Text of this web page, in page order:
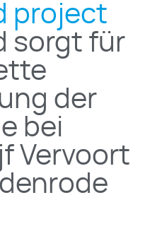
project
sorgt für
der
bei
Vervoort